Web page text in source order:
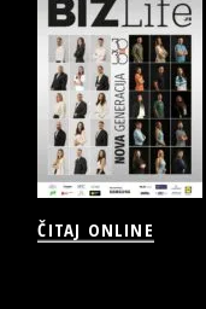
ČITAJ ONLINE